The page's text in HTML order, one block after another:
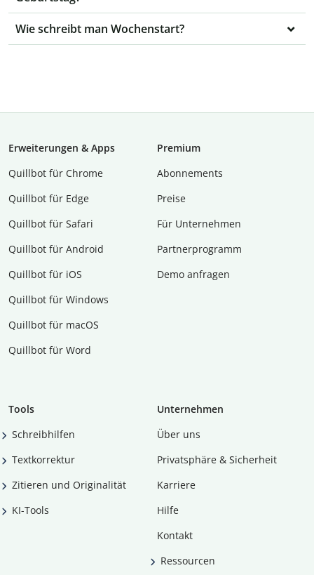
Wie schreibt man Wochenstart?
Erweiterungen & Apps
Quillbot für Chrome
Quillbot für Edge
Quillbot für Safari
Quillbot für Android
Quillbot für iOS
Quillbot für Windows
Quillbot für macOS
Quillbot für Word
Premium
Abon­ne­ments
Preise
Für Unternehmen
Partnerprogramm
Demo anfragen
Tools
Schreibhilfen
Textkorrektur
Zitieren und Originalität
KI-Tools
Unternehmen
Über uns
Privatsphäre & Sicherheit
Karriere
Hilfe
Kontakt
Ressourcen